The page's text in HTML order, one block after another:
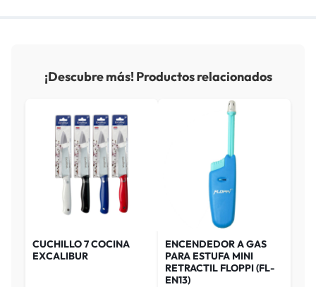
¡Descubre más! Productos relacionados
CUCHILLO 7 COCINA
EXCALIBUR
ENCENDEDOR A GAS
PARA ESTUFA MINI
RETRACTIL FLOPPI (FL-
EN13)